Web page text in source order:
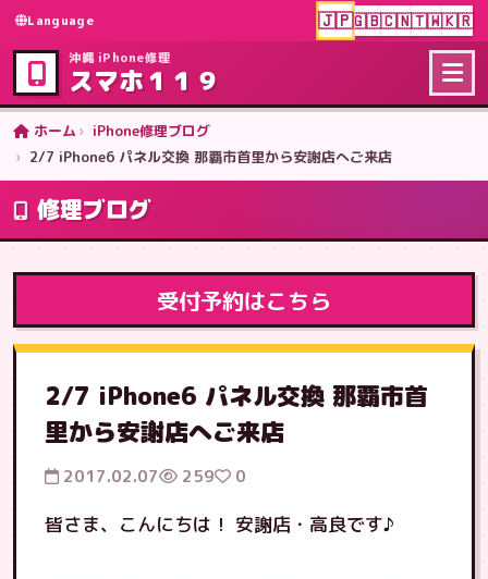
Language 🇯🇵🇬🇧🇨🇳🇹🇼🇰🇷
沖縄 iPhone修理
スマホ１１９
ホーム
iPhone修理ブログ
2/7 iPhone6 パネル交換 那覇市首里から安謝店へご来店
修理ブログ
受付予約はこちら
2/7 iPhone6 パネル交換 那覇市首
里から安謝店へご来店
2017.02.07 259 0
皆さま、こんにちは！ 安謝店・高良です♪